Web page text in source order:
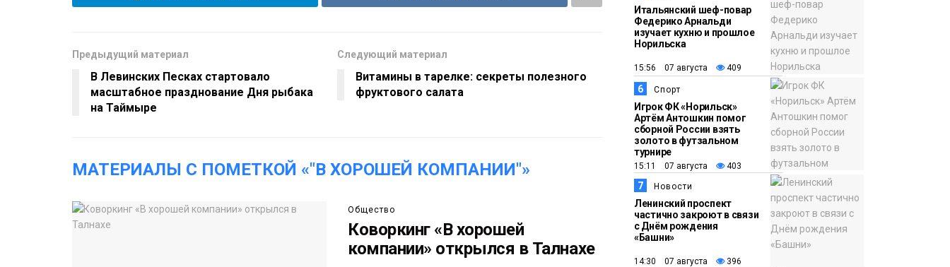
Предыдущий материал
В Левинских Песках стартовало
масштабное празднование Дня рыбака
на Таймыре
Следующий материал
Витамины в тарелке: секреты полезного
фруктового салата
МАТЕРИАЛЫ С ПОМЕТКОЙ «"В ХОРОШЕЙ КОМПАНИИ"»
Общество
Коворкинг «В хорошей
компании» открылся в Талнахе
Итальянский шеф-повар
Федерико Арнальди
изучает кухню и прошлое
Норильска
15:56 07 августа 409
6 Спорт
Игрок ФК «Норильск»
Артём Антошкин помог
сборной России взять
золото в футзальном
турнире
15:11 07 августа 403
7 Новости
Ленинский проспект
частично закроют в связи
с Днём рождения
«Башни»
14:30 07 августа 396